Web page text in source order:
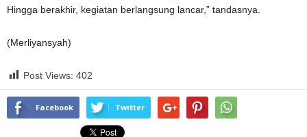
Hingga berakhir, kegiatan berlangsung lancar,” tandasnya.
(Merliyansyah)
Post Views: 402
Facebook Twitter